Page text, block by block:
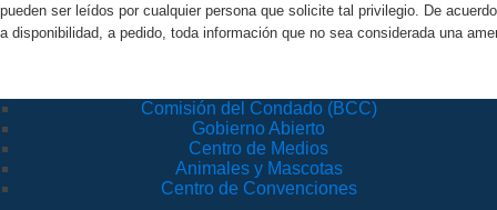
pueden ser leídos por cualquier persona que solicite tal privilegio. De
a disponibilidad, a pedido, toda información que no sea considerada una
Comisión del Condado (BCC)
Gobierno Abierto
Centro de Medios
Animales y Mascotas
Centro de Convenciones